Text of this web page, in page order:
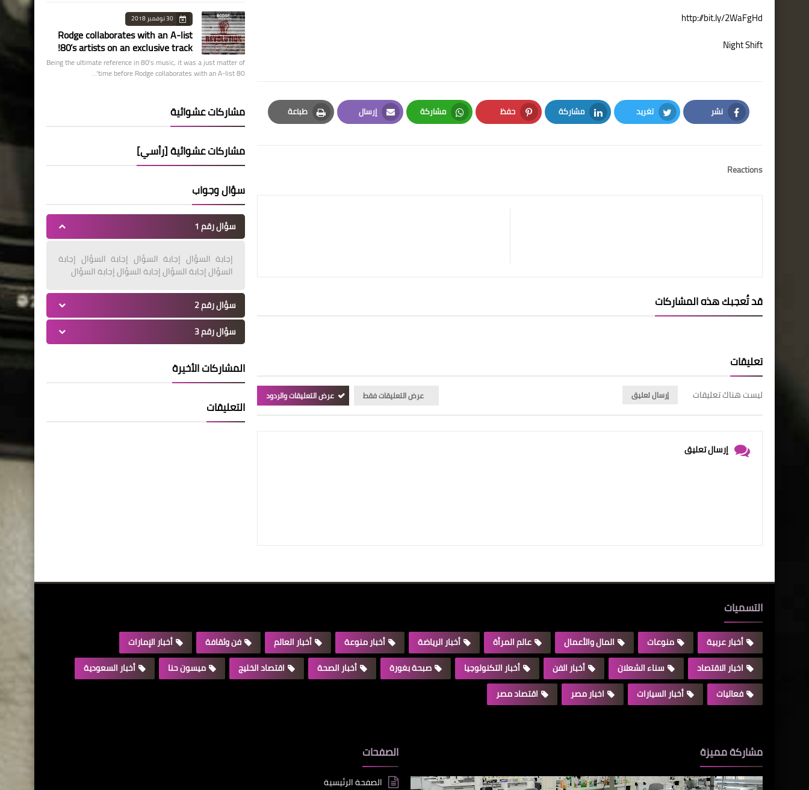
http://bit.ly/2WaFgHd
Night Shift
نشر
Facebook
تغريد
Twitter
مشاركة
LinkedIn
حفظ
Pinterest
مشاركة
Whatsapp
إرسال
Email
طباعة
Print
Reactions
قد تُعجبك هذه المشاركات
تعليقات
ليست هناك تعليقات إرسال تعليق عرض التعليقات فقط عرض التعليقات والردود
إرسال تعليق
30 نوفمبر 2018
Rodge collaborates with an A-list
80’s artists on an exclusive track!
Being the ultimate reference in 80’s music, it was a just matter of
time before Rodge collaborates with an A-list 80’…
مشاركات عشوائية
مشاركات عشوائية [رأسي]
سؤال وجواب
سؤال رقم 1
إجابة السؤال إجابة السؤال إجابة السؤال إجابة
السؤال إجابة السؤال إجابة السؤال إجابة السؤال
سؤال رقم 2
سؤال رقم 3
المشاركات الأخيرة
التعليقات
التسميات
أخبار عربية منوعات المال والأعمال عالم المرأة أخبار الرياضة أخبار منوعة أخبار العالم فن وثقافة
أخبار الإمارات
اخبار الاقتصاد
سناء الشعلان أخبار الفن أخبار التكنولوجيا صبحة بغورة أخبار الصحة اقتصاد الخليج ميسون حنا
أخبار السعودية
فعاليات
أخبار السيارات اخبار مصر اقتصاد مصر
مشاركة مميزة الصفحات
الصفحة الرئيسية